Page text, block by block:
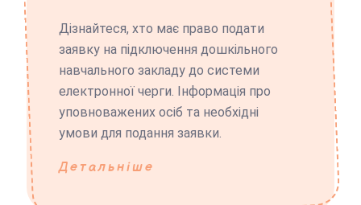
Дізнайтеся, хто має право подати
заявку на підключення дошкільного
навчального закладу до системи
електронної черги. Інформація про
уповноважених осіб та необхідні
умови для подання заявки.
Детальніше